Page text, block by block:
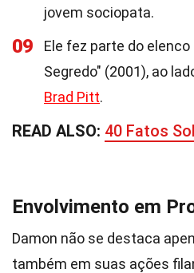
jovem sociopata.
09
Ele fez parte do
Segredo" (2001), ao
Brad Pitt.
READ ALSO: 40 Fatos
Envolvimento em
Damon não se destaca
também em suas ações